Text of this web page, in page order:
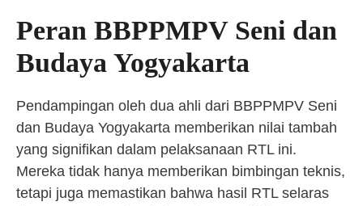
Peran BBPPMPV Seni dan
Budaya Yogyakarta
Pendampingan oleh dua ahli dari BBPPMPV Seni
dan Budaya Yogyakarta memberikan nilai tambah
yang signifikan dalam pelaksanaan RTL ini.
Mereka tidak hanya memberikan bimbingan teknis,
tetapi juga memastikan bahwa hasil RTL selaras